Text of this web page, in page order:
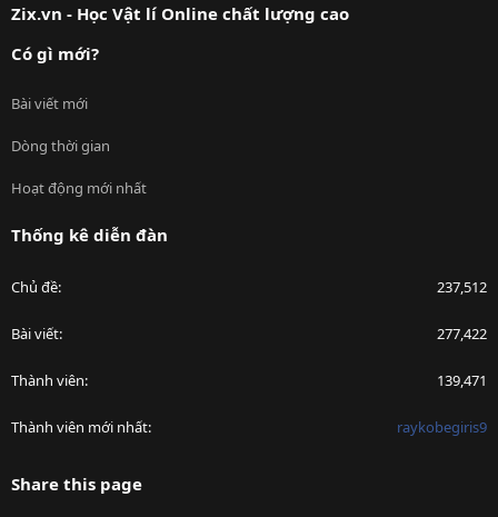
Zix.vn - Học Vật lí Online chất lượng cao
Có gì mới?
Bài viết mới
Dòng thời gian
Hoạt động mới nhất
Thống kê diễn đàn
Chủ đề 237,512
Bài viết 277,422
Thành viên 139,471
Thành viên mới nhất raykobegiris9
Share this page